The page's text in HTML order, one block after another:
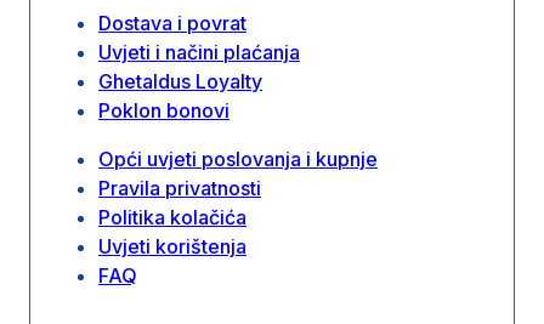
Dostava i povrat
Uvjeti i načini plaćanja
Ghetaldus Loyalty
Poklon bonovi
Opći uvjeti poslovanja i kupnje
Pravila privatnosti
Politika kolačića
Uvjeti korištenja
FAQ